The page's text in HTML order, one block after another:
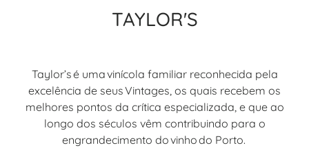
TAYLOR'S
Taylor’s é uma vinícola familiar reconhecida pela
excelência de seus Vintages, os quais recebem os
melhores pontos da crítica especializada, e que ao
longo dos séculos vêm contribuindo para o
engrandecimento do vinho do Porto.